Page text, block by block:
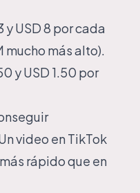
y USD 8 por cada
mucho más alto).
y USD 1.50 por
video en TikTok
rápido que en